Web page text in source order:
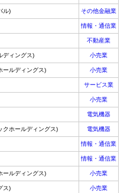
ル) その他金融業
情報・通信業
不動産業
ディングス) 小売業
ルディングス) 小売業
サービス業
小売業
電気機器
ホールディングス) 電気機器
情報・通信業
情報・通信業
ルディングス) 小売業
ス) 小売業